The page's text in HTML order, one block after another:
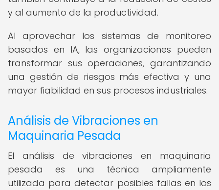
y al aumento de la productividad.
Al aprovechar los sistemas de monitoreo
basados en IA, las organizaciones pueden
transformar sus operaciones, garantizando
una gestión de riesgos más efectiva y una
mayor fiabilidad en sus procesos industriales.
Análisis de Vibraciones en
Maquinaria Pesada
El análisis de vibraciones en maquinaria
pesada es una técnica ampliamente
utilizada para detectar posibles fallas en los